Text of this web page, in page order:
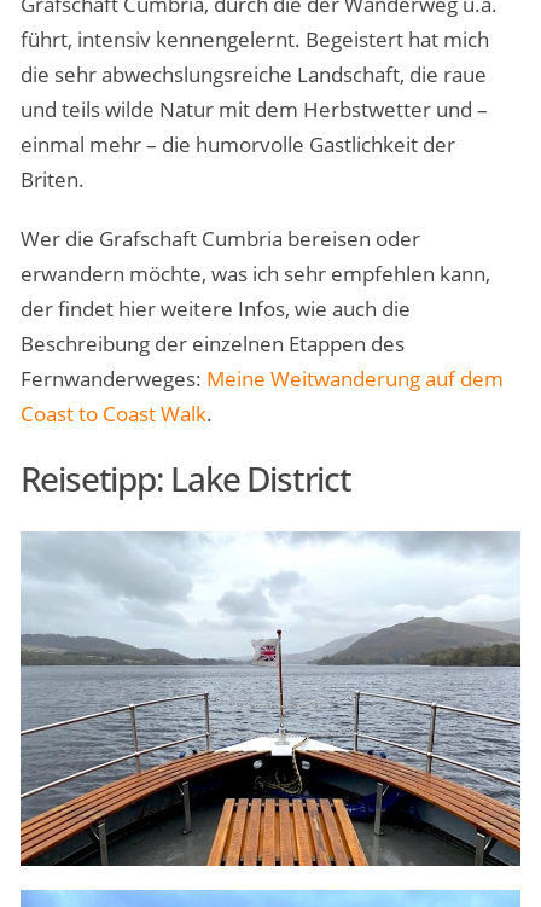
führt, intensiv kennengelernt. Begeistert hat mich
die sehr abwechslungsreiche Landschaft, die raue
und teils wilde Natur mit dem Herbstwetter und –
einmal mehr – die humorvolle Gastlichkeit der
Briten.
Wer die Grafschaft Cumbria bereisen oder
erwandern möchte, was ich sehr empfehlen kann,
der findet hier weitere Infos, wie auch die
Beschreibung der einzelnen Etappen des
Fernwanderweges: Meine Weitwanderung auf dem
Coast to Coast Walk.
Reisetipp: Lake District